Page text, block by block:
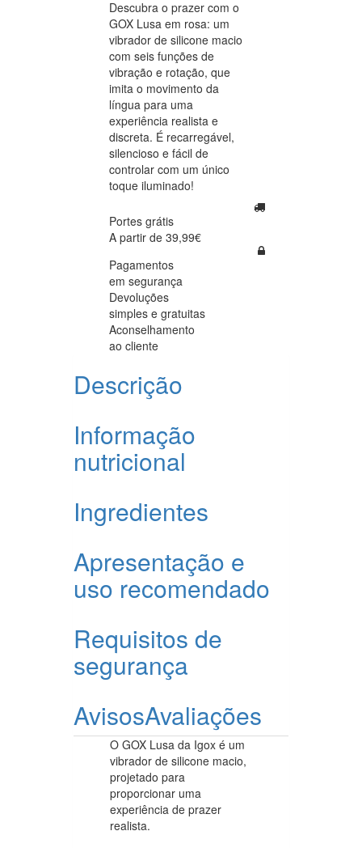
Descubra o prazer com o
GOX Lusa em rosa: um
vibrador de silicone macio
com seis funções de
vibração e rotação, que
imita o movimento da
língua para uma
experiência realista e
discreta. É recarregável,
silencioso e fácil de
controlar com um único
toque iluminado!
Portes grátis
A partir de 39,99€
Pagamentos
em segurança
Devoluções
simples e gratuitas
Aconselhamento
ao cliente
Descrição
Informação
nutricional
Ingredientes
Apresentação e
uso recomendado
Requisitos de
segurança
AvisosAvaliações
O GOX Lusa da Igox é um
vibrador de silicone macio,
projetado para
proporcionar uma
experiência de prazer
realista.